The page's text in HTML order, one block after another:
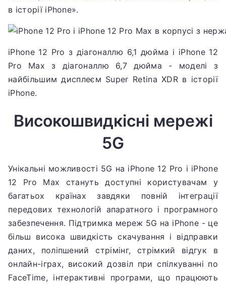
в історії iPhone».
iPhone 12 Pro з діагоналлю 6,1 дюйма і iPhone 12
Pro Max з діагоналлю 6,7 дюйма - моделі з
найбільшим дисплеєм Super Retina XDR в історії
iPhone.
Високошвидкісні мережі
5G
Унікальні можливості 5G на iPhone 12 Pro і iPhone
12 Pro Max стануть доступні користувачам у
багатьох країнах завдяки повній інтеграції
передових технологій апаратного і програмного
забезпечення. Підтримка мереж 5G на iPhone - це
більш висока швидкість скачування і відправки
даних, поліпшений стрімінг, стрімкий відгук в
онлайн-іграх, високий дозвіл при спілкуванні по
FaceTime, інтерактивні програми, що працюють